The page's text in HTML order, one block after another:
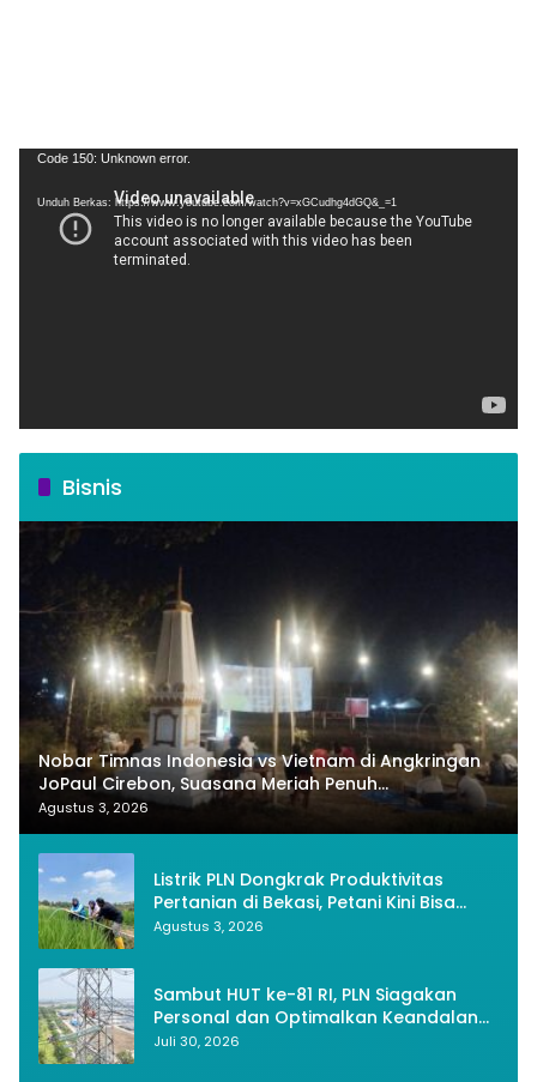
Pemutar
Code 150: Unknown error.
Unduh Berkas: https://www.youtube.com/watch?v=xGCudhg4dGQ&_=1
Bisnis
Nobar Timnas Indonesia vs Vietnam di Angkringan
JoPaul Cirebon, Suasana Meriah Penuh
Nasionalisme
Agustus 3, 2026
Listrik PLN Dongkrak Produktivitas
Pertanian di Bekasi, Petani Kini Bisa
Panen Tiga Kali Setahun
Agustus 3, 2026
Sambut HUT ke-81 RI, PLN Siagakan
Personal dan Optimalkan Keandalan
Instalasi Transmisi
Juli 30, 2026